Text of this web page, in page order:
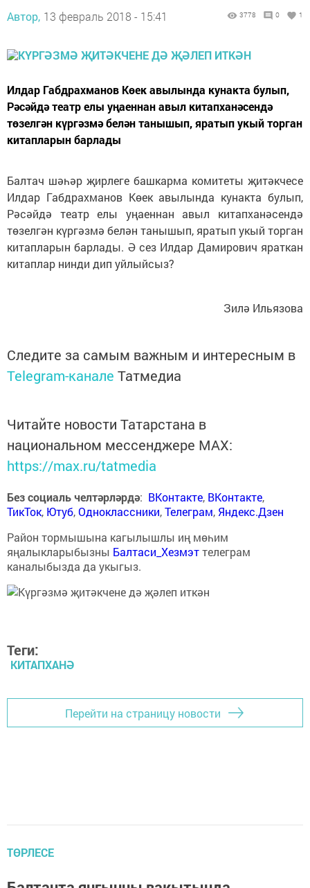
Автор, 13 февраль 2018 - 15:41 3778 0 1
Илдар Габдрахманов Көек авылында кунакта булып,
Рәсәйдә театр елы уңаеннан авыл китапханәсендә
төзелгән күргәзмә белән танышып, яратып укый торган
китапларын барлады
Балтач шәһәр җирлеге башкарма комитеты җитәкчесе
Илдар Габдрахманов Көек авылында кунакта булып,
Рәсәйдә театр елы уңаеннан авыл китапханәсендә
төзелгән күргәзмә белән танышып, яратып укый торган
китапларын барлады. Ә сез Илдар Дамирович яраткан
китаплар нинди дип уйлыйсыз?
Зилә Ильязова
Следите за самым важным и интересным в
Telegram-канале Татмедиа
Читайте новости Татарстана в
национальном мессенджере MАХ:
https://max.ru/tatmedia
Без социаль челтәрләрдә: ВКонтакте, ВКонтакте,
ТикТок, Ютуб,Одноклассники,Телеграм, Яндекс.Дзен
Район тормышына кагылышлы иң мөһим
яңалыкларыбызны Балтаси_Хезмэттелеграм
каналыбызда да укыгыз.
Теги:
КИТАПХАНӘ
Перейти на страницу новости
ТӨРЛЕСЕ